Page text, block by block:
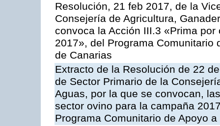
Resolución, 21 feb 2017, de la
Consejería de Agricultura,
convoca la Acción III.3 «Prima
2017», del Programa Comunitario
de Canarias
Extracto de la Resolución de 22
de Sector Primario de la
Aguas, por la que se convocan,
sector ovino para la campaña
Programa Comunitario de Apoyo